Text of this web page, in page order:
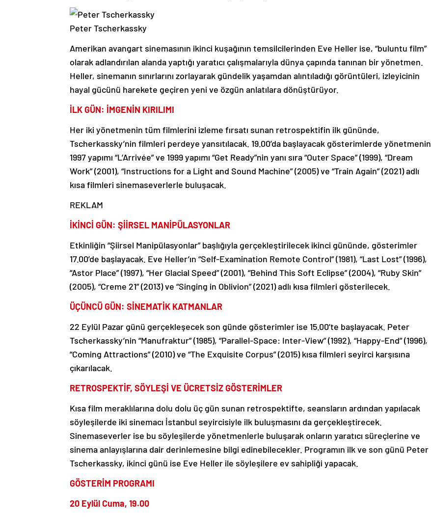
Peter Tscherkassky
Amerikan avangart sinemasının ikinci kuşağının temsilcilerinden Eve Heller ise, “buluntu film”
olarak adlandırılan alanda yaptığı yaratıcı çalışmalarıyla dünya çapında tanınan bir yönetmen.
Heller, sinemanın sınırlarını zorlayarak gündelik yaşamdan alıntıladığı görüntüleri, izleyicinin
hayal gücünü harekete geçiren yeni ve özgün anlatılara dönüştürüyor.
İLK GÜN: İMGENİN KIRILIMI
Her iki yönetmenin tüm filmlerini izleme fırsatı sunan retrospektifin ilk gününde,
Tscherkassky’nin filmleri perdeye yansıtılacak. 19.00’da başlayacak gösterimlerde yönetmenin
1997 yapımı “L’Arrivée” ve 1999 yapımı “Get Ready”nin yanı sıra “Outer Space” (1999), “Dream
Work” (2001), “Instructions for a Light and Sound Machine” (2005) ve “Train Again” (2021) adlı
kısa filmleri sinemaseverlerle buluşacak.
REKLAM
İKİNCİ GÜN: ŞİİRSEL MANİPÜLASYONLAR
Etkinliğin “Şiirsel Manipülasyonlar” başlığıyla gerçekleştirilecek ikinci gününde, gösterimler
17.00’de başlayacak. Eve Heller’ın “Self-Examination Remote Control” (1981), “Last Lost” (1996),
“Astor Place” (1997), “Her Glacial Speed” (2001), “Behind This Soft Eclipse” (2004), “Ruby Skin”
(2005), “Creme 21” (2013) ve “Singing in Oblivion” (2021) adlı kısa filmleri gösterilecek.
ÜÇÜNCÜ GÜN: SİNEMATİK KATMANLAR
22 Eylül Pazar günü gerçekleşecek son günde gösterimler ise 15.00’te başlayacak. Peter
Tscherkassky’nin “Manufraktur” (1985), “Parallel-Space: Inter-View” (1992), “Happy-End” (1996),
“Coming Attractions” (2010) ve “The Exquisite Corpus” (2015) kısa filmleri seyirci karşısına
çıkarılacak.
RETROSPEKTİF, SÖYLEŞİ VE ÜCRETSİZ GÖSTERİMLER
Kısa film meraklılarına dolu dolu üç gün sunan retrospektifte, seansların ardından yapılacak
söyleşilerde iki sinemacı İstanbul seyircisiyle ilk buluşmasını da gerçekleştirecek.
Sinemaseverler ise bu söyleşilerde yönetmenlerle buluşarak onların yaratıcı süreçlerine ve
sinema anlayışlarına dair derinlemesine bilgi edinebilecekler. Programın ilk ve son günü Peter
Tscherkassky, ikinci günü ise Eve Heller ile söyleşilere ev sahipliği yapacak.
GÖSTERİM PROGRAMI
20 Eylül Cuma, 19.00